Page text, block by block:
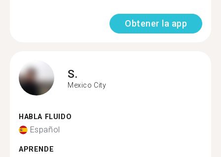
Obtener la app
S.
Mexico City
HABLA FLUIDO
Español
APRENDE